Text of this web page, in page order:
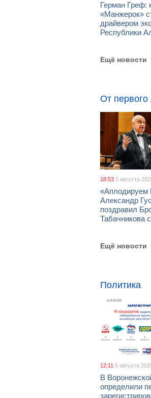
Герман Греф:
«Манжерок»
драйвером
Республики
Ещё новости
От первого
18:53 5 августа
«Аплодируем
Александр
поздравил
Табачникова
Ещё новости
Политика
12:11 6 августа
В
определили